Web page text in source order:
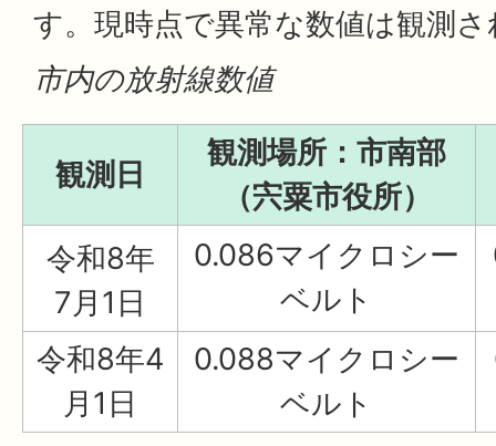
す。現時点で異常な数値は観測
市内の放射線数値
観測日
観測場所：市南部
（宍粟市役所）
令和8年
7月1日
0.086マイクロシー
ベルト
令和8年4
月1日
0.088マイクロシー
ベルト